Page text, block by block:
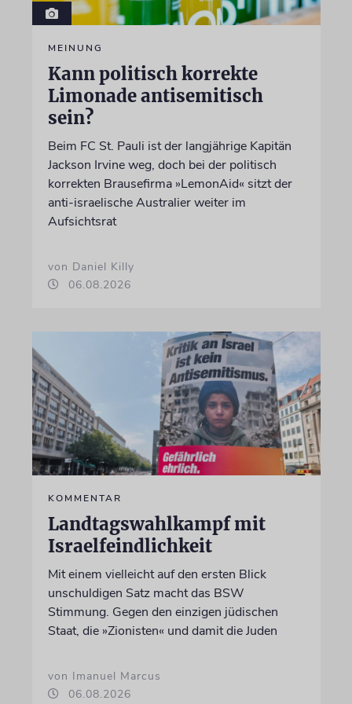
MEINUNG
Kann politisch korrekte
Limonade antisemitisch
sein?
Beim FC St. Pauli ist der langjährige Kapitän
Jackson Irvine weg, doch bei der politisch
korrekten Brausefirma »LemonAid« sitzt der
anti-israelische Australier weiter im
Aufsichtsrat
von Daniel Killy
06.08.2026
KOMMENTAR
Landtagswahlkampf mit
Israelfeindlichkeit
Mit einem vielleicht auf den ersten Blick
unschuldigen Satz macht das BSW
Stimmung. Gegen den einzigen jüdischen
Staat, die »Zionisten« und damit die Juden
von Imanuel Marcus
06.08.2026